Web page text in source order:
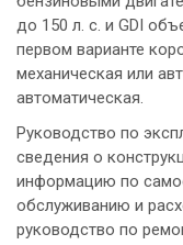
до 150 л. с. и GDI
первом варианте
механическая или
автоматическая.
Руководство по
сведения о
информацию по
обслуживанию и
руководство по